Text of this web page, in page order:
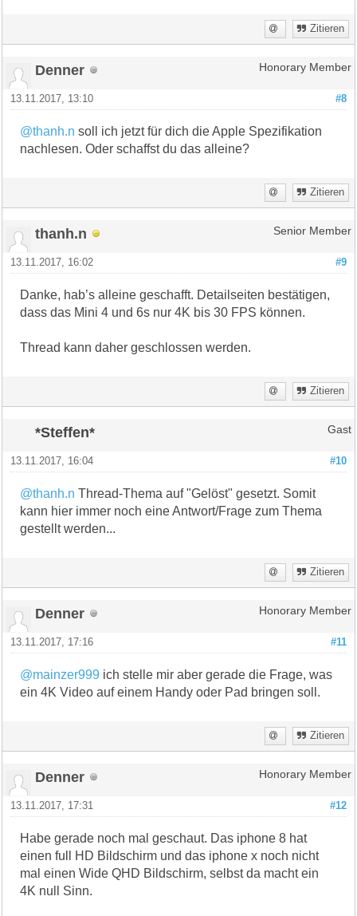
Zitieren
Denner Honorary Member
#8
13.11.2017, 13:10
@thanh.n soll ich jetzt für dich die Apple Spezifikation
nachlesen. Oder schaffst du das alleine?
Zitieren
thanh.n Senior Member
#9
13.11.2017, 16:02
Danke, hab’s alleine geschafft. Detailseiten bestätigen,
dass das Mini 4 und 6s nur 4K bis 30 FPS können.
Thread kann daher geschlossen werden.
Zitieren
*Steffen* Gast
#10
13.11.2017, 16:04
@thanh.n Thread-Thema auf "Gelöst" gesetzt. Somit
kann hier immer noch eine Antwort/Frage zum Thema
gestellt werden...
Zitieren
Denner Honorary Member
#11
13.11.2017, 17:16
@mainzer999 ich stelle mir aber gerade die Frage, was
ein 4K Video auf einem Handy oder Pad bringen soll.
Zitieren
Denner Honorary Member
#12
13.11.2017, 17:31
Habe gerade noch mal geschaut. Das iphone 8 hat
einen full HD Bildschirm und das iphone x noch nicht
mal einen Wide QHD Bildschirm, selbst da macht ein
4K null Sinn.